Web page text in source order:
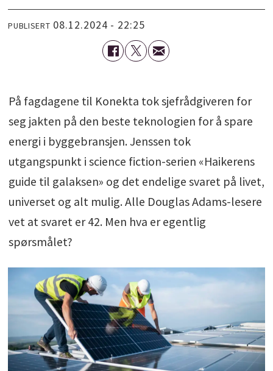
PUBLISERT 08.12.2024 - 22:25
På fagdagene til Konekta tok sjefrådgiveren for
seg jakten på den beste teknologien for å spare
energi i byggebransjen. Jenssen tok
utgangspunkt i science fiction-serien «Haikerens
guide til galaksen» og det endelige svaret på livet,
universet og alt mulig. Alle Douglas Adams-lesere
vet at svaret er 42. Men hva er egentlig
spørsmålet?